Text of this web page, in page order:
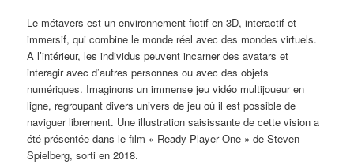
Le métavers est un environnement fictif en 3D, interactif et
immersif, qui combine le monde réel avec des mondes virtuels.
A l’intérieur, les individus peuvent incarner des avatars et
interagir avec d’autres personnes ou avec des objets
numériques. Imaginons un immense jeu vidéo multijoueur en
ligne, regroupant divers univers de jeu où il est possible de
naviguer librement. Une illustration saisissante de cette vision a
été présentée dans le film « Ready Player One » de Steven
Spielberg, sorti en 2018.